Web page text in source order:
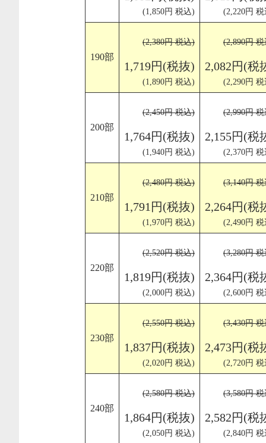
(1,850円 税込) (2,220円
190部
(2,380円 税込)
1,719円(税抜)
(1,890円 税込)
(2,890円
2,082円(税
(2,290円
200部
(2,450円 税込)
1,764円(税抜)
(1,940円 税込)
(2,990円
2,155円(税
(2,370円
210部
(2,480円 税込)
1,791円(税抜)
(1,970円 税込)
(3,140円
2,264円(税
(2,490円
220部
(2,520円 税込)
1,819円(税抜)
(2,000円 税込)
(3,280円
2,364円(税
(2,600円
230部
(2,550円 税込)
1,837円(税抜)
(2,020円 税込)
(3,430円
2,473円(税
(2,720円
240部
(2,580円 税込)
1,864円(税抜)
(2,050円 税込)
(3,580円
2,582円(税
(2,840円